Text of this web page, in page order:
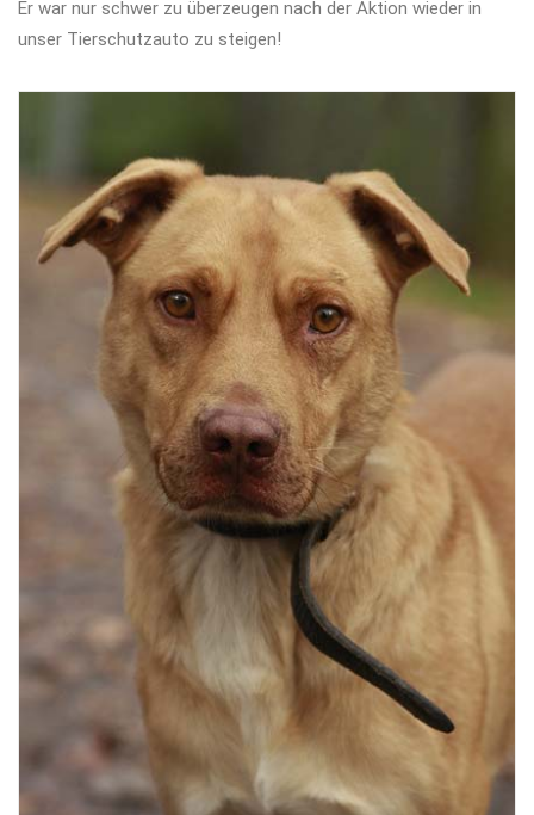
Er war nur schwer zu überzeugen nach der Aktion wieder in
unser Tierschutzauto zu steigen!